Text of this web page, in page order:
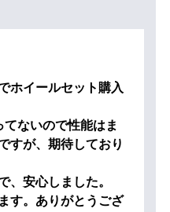
ホイールセット購入
ないので性能はま
すが、期待しており
、安心しました。
す。ありがとうござ